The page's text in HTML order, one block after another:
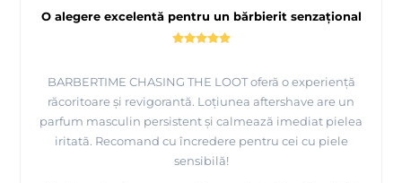
O alegere excelentă pentru un bărbierit senzațional
BARBERTIME CHASING THE LOOT oferă o experiență
răcoritoare și revigorantă. Loțiunea aftershave are un
parfum masculin persistent și calmează imediat pielea
iritată. Recomand cu încredere pentru cei cu piele
sensibilă!